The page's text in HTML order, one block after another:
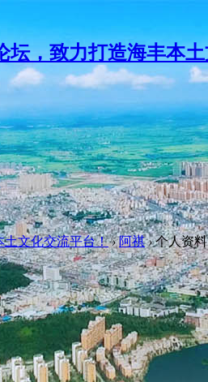
土文化交流平台！ › 阿祺 ›个人资料